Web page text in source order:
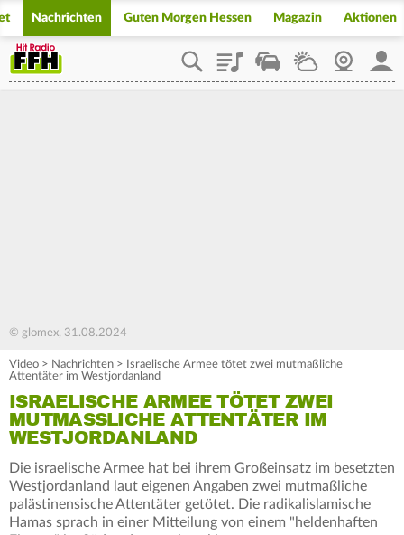
Nachrichten Guten Morgen Hessen Magazin Aktionen
PlaylistStaupilotWetterWebcam
© glomex, 31.08.2024
Video > Nachrichten >
Israelische Armee tötet zwei mutmaßliche
Attentäter im Westjordanland
ISRAELISCHE ARMEE TÖTET ZWEI
MUTMASSLICHE ATTENTÄTER IM W
ESTJORDANLAND
Die israelische Armee hat bei ihrem Großeinsatz im besetzten
Westjordanland laut eigenen Angaben zwei mutmaßliche
palästinensische Attentäter getötet. Die radikalislamische
Hamas sprach in einer Mitteilung von einem "heldenhaften